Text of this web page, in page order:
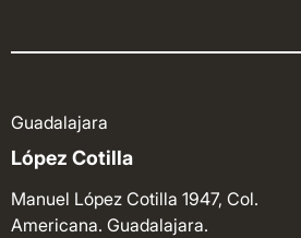
Guadalajara
López Cotilla
Manuel López Cotilla 1947, Col.
Americana. Guadalajara.